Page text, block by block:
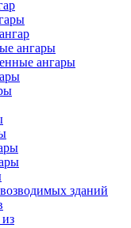
ангары
ангары
зданий